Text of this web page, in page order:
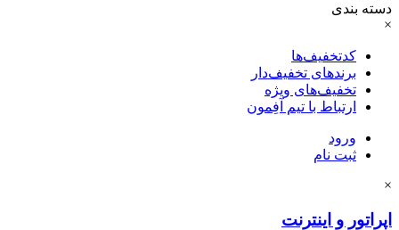
دسته بندی
×
کدتخفیف‌ها
برندهای تخفیف‌دار
تخفیف‌های ویژه
ارتباط با تیم آفِمون
ورود
ثبت نام
×
اپراتور و اینترنت